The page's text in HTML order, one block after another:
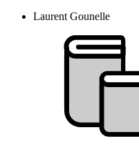
Laurent Gounelle